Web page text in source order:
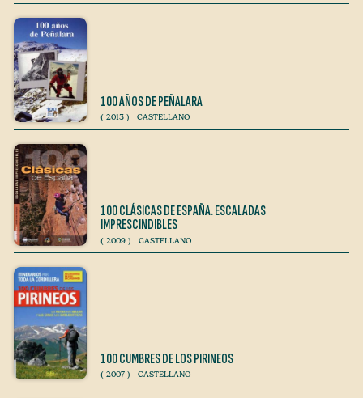
100 AÑOS DE PEÑALARA
( 2013 ) CASTELLANO
100 CLÁSICAS DE ESPAÑA. ESCALADAS
IMPRESCINDIBLES
( 2009 ) CASTELLANO
100 CUMBRES DE LOS PIRINEOS
( 2007 ) CASTELLANO